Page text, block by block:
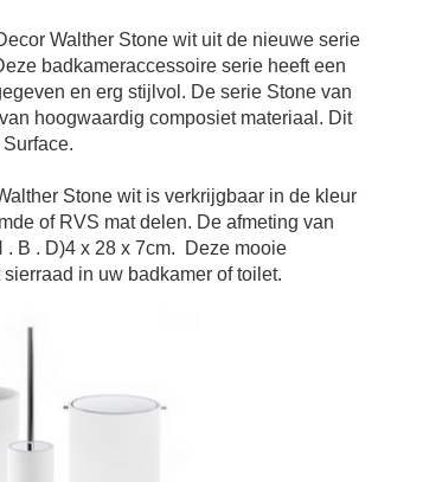
Walther Stone wituit de nieuwe serie
badkameraccessoire serie heeft een
en erg stijlvol. De serie Stone van
van hoogwaardig composiet materiaal. Dit
Stone witis verkrijgbaar in de kleur
of RVS mat delen. De afmeting van
. B . D)4 x 28 x 7cm.
Deze mooie
sierraad in uw badkamer of toilet.
Decor Walther Stone wit dubbel mat RVS